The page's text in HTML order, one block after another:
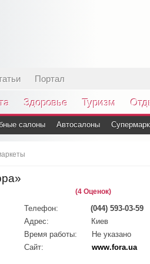
Портал
Здоровье Туризм
салоны Автосалоны
(4 Оценок)
Телефон:
(044) 593-03-59
Адрес:
Киев
Время работы:
Не указано
Сайт:
www.fora.ua